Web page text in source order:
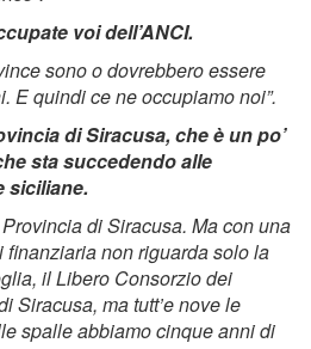
voi dell’ANCI.
sono o dovrebbero essere
E quindi ce ne occupiamo noi”.
di Siracusa, che è un po’
sta succedendo alle
siciliane.
di Siracusa. Ma con una
non riguarda solo la
il Libero Consorzio dei
Siracusa, ma tutt’e nove le
spalle abbiamo cinque anni di